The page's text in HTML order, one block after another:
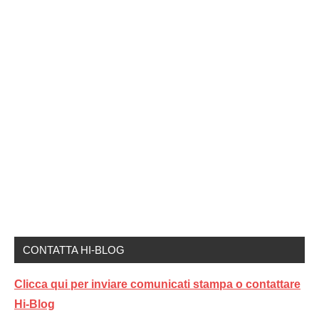
CONTATTA HI-BLOG
Clicca qui per inviare comunicati stampa o contattare
Hi-Blog